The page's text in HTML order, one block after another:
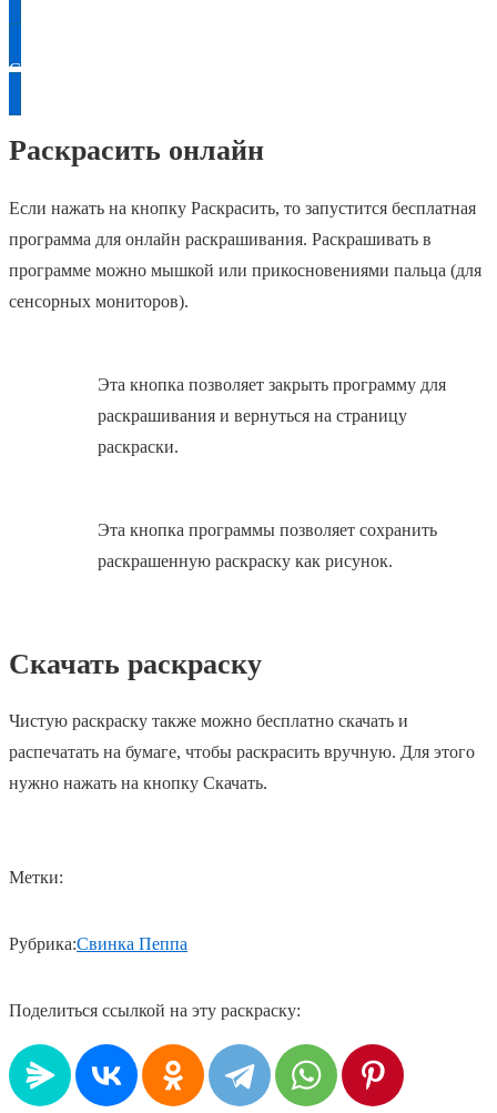
Скачать
Раскрасить онлайн
Если нажать на кнопку Раскрасить, то запустится бесплатная
программа для онлайн раскрашивания. Раскрашивать в
программе можно мышкой или прикосновениями пальца (для
сенсорных мониторов).
Эта кнопка позволяет закрыть программу для
раскрашивания и вернуться на страницу
раскраски.
Эта кнопка программы позволяет сохранить
раскрашенную раскраску как рисунок.
Скачать раскраску
Чистую раскраску также можно бесплатно скачать и
распечатать на бумаге, чтобы раскрасить вручную. Для этого
нужно нажать на кнопку Скачать.
Метки:
Рубрика:Свинка Пеппа
Поделиться ссылкой на эту раскраску: